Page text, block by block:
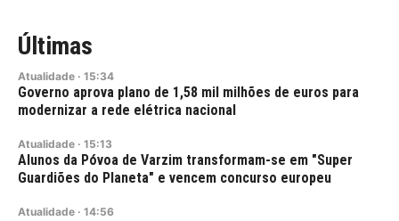
Últimas
Atualidade · 15:34
Governo aprova plano de 1,58 mil milhões de euros para
modernizar a rede elétrica nacional
Atualidade · 15:13
Alunos da Póvoa de Varzim transformam-se em "Super
Guardiões do Planeta" e vencem concurso europeu
Atualidade · 14:56